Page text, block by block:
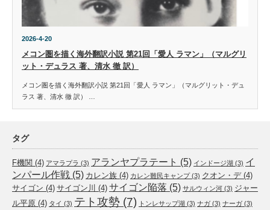
2026-4-20
メコン圏を描く海外翻訳小説 第21回「愛人 ラマン」（マルグリ
ット・デュラス 著、清水 徹 訳）
メコン圏を描く海外翻訳小説 第21回「愛人 ラマン」（マルグリット・デュ
ラス 著、清水 徹 訳） …
タグ
F機関 (4) アマラプラ (3) アランヤプラテート (5) インドージ湖 (3) イ
ンパール作戦 (5) カレン族 (4) カレン難民キャンプ(3) クオン・デ(4)
サイゴン (4) サイゴン川 (4) サイゴン陥落 (5) サルウィン河 (3) ジャー
ル平原 (4) タイ (3) テト攻勢 (7) トンレサップ湖 (3) ナガ (3) ナーガ (3)